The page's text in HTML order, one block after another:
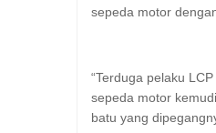
sepeda motor
“Terduga pelaku
sepeda motor
batu yang